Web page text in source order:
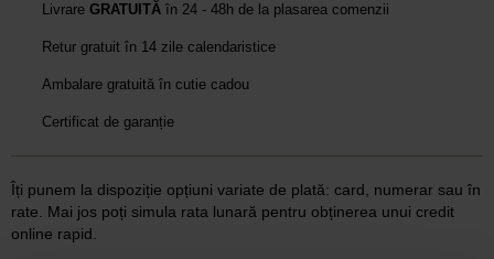
Livrare GRATUITĂ în 24 - 48h de la plasarea comenzii
Retur gratuit în 14 zile calendaristice
Ambalare gratuită în cutie cadou
Certificat de garanție
Îți punem la dispoziție opțiuni variate de plată: card, numerar sau în
rate. Mai jos poți simula rata lunară pentru obținerea unui credit
online rapid.